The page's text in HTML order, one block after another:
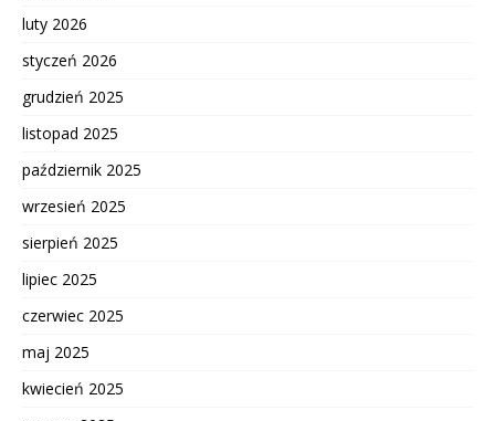
luty 2026
styczeń 2026
grudzień 2025
listopad 2025
październik 2025
wrzesień 2025
sierpień 2025
lipiec 2025
czerwiec 2025
maj 2025
kwiecień 2025